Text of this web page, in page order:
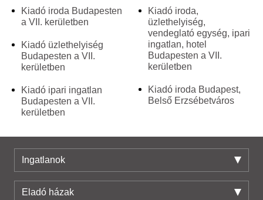
Kiadó iroda Budapesten
a VII. kerületben
Kiadó üzlethelyiség
Budapesten a VII.
kerületben
Kiadó ipari ingatlan
Budapesten a VII.
kerületben
Kiadó iroda,
üzlethelyiség,
vendeglató egység, ipari
ingatlan, hotel
Budapesten a VII.
kerületben
Kiadó iroda Budapest,
Belső Erzsébetváros
Ingatlanok
Eladó házak